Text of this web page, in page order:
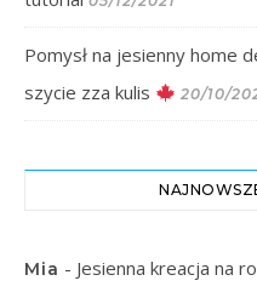
Pomysł na jesienny home
szycie zza kulis
20/10/
Mia - Jesienna kreacja na